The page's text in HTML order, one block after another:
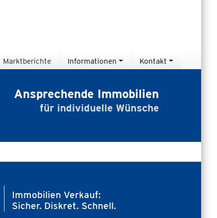
Marktberichte Informationen Kontakt
Ansprechende Immobilien
für individuelle Wünsche
Immobilien Verkauf:
Sicher. Diskret. Schnell.